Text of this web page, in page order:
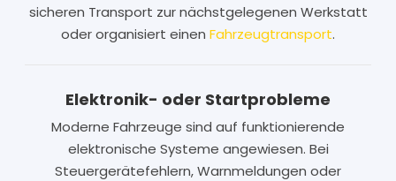
sicheren Transport zur nächstgelegenen Werkstatt
oder organisiert einen Fahrzeugtransport.
Elektronik- oder Startprobleme
Moderne Fahrzeuge sind auf funktionierende
elektronische Systeme angewiesen. Bei
Steuergerätefehlern, Warnmeldungen oder